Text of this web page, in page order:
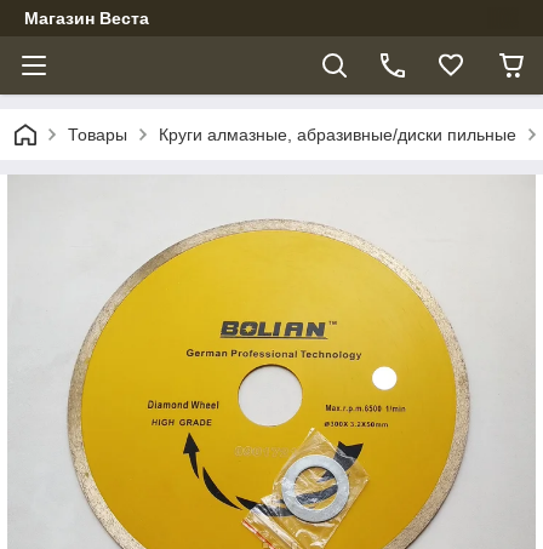
Магазин Веста
Товары Круги алмазные, абразивные/диски пильные